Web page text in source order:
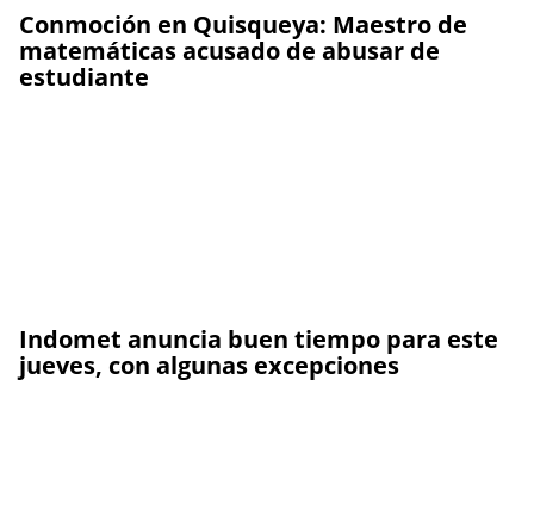
Conmoción en Quisqueya: Maestro de
matemáticas acusado de abusar de
estudiante
Indomet anuncia buen tiempo para este
jueves, con algunas excepciones